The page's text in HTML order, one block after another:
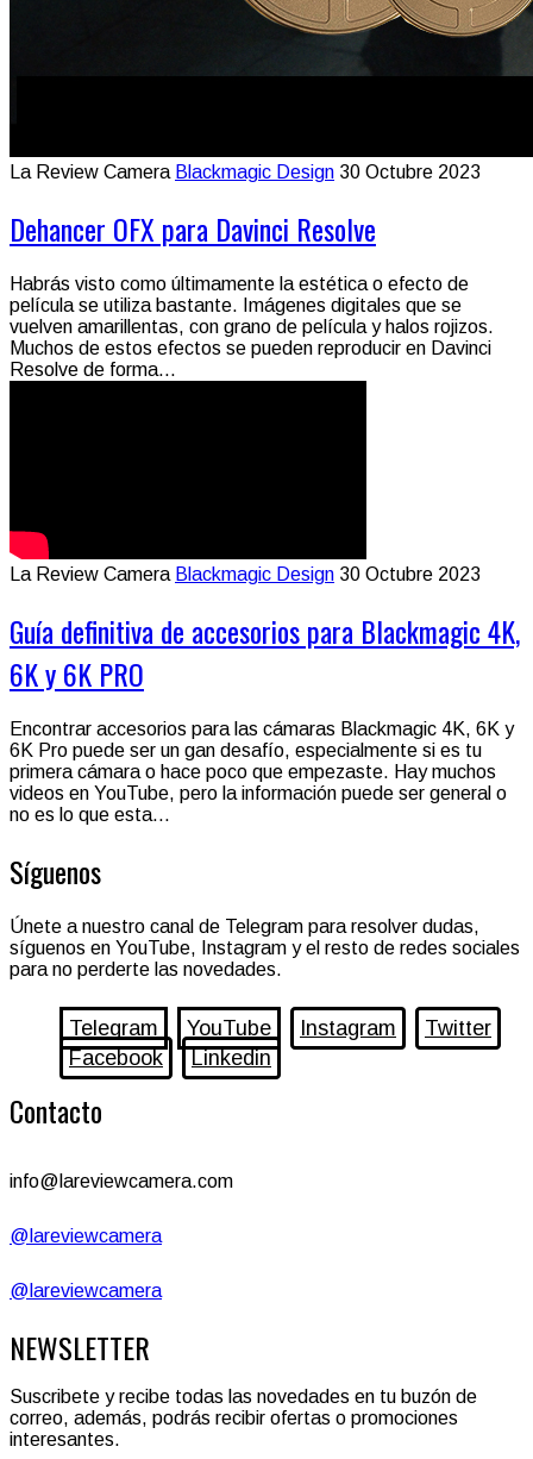
La Review Camera Blackmagic Design 30 Octubre 2023
Dehancer OFX para Davinci Resolve
Habrás visto como últimamente la estética o efecto de
película se utiliza bastante. Imágenes digitales que se
vuelven amarillentas, con grano de película y halos rojizos.
Muchos de estos efectos se pueden reproducir en Davinci
Resolve de forma...
La Review Camera Blackmagic Design 30 Octubre 2023
Guía definitiva de accesorios para Blackmagic 4K,
6K y 6K PRO
Encontrar accesorios para las cámaras Blackmagic 4K, 6K y
6K Pro puede ser un gan desafío, especialmente si es tu
primera cámara o hace poco que empezaste. Hay muchos
videos en YouTube, pero la información puede ser general o
no es lo que esta...
Síguenos
Únete a nuestro canal de Telegram para resolver dudas,
síguenos en YouTube, Instagram y el resto de redes sociales
para no perderte las novedades.
Telegram YouTube Instagram
Twitter
Facebook
Linkedin
Contacto
info@lareviewcamera.com
@lareviewcamera
@lareviewcamera
NEWSLETTER
Suscribete y recibe todas las novedades en tu buzón de
correo, además, podrás recibir ofertas o promociones
interesantes.